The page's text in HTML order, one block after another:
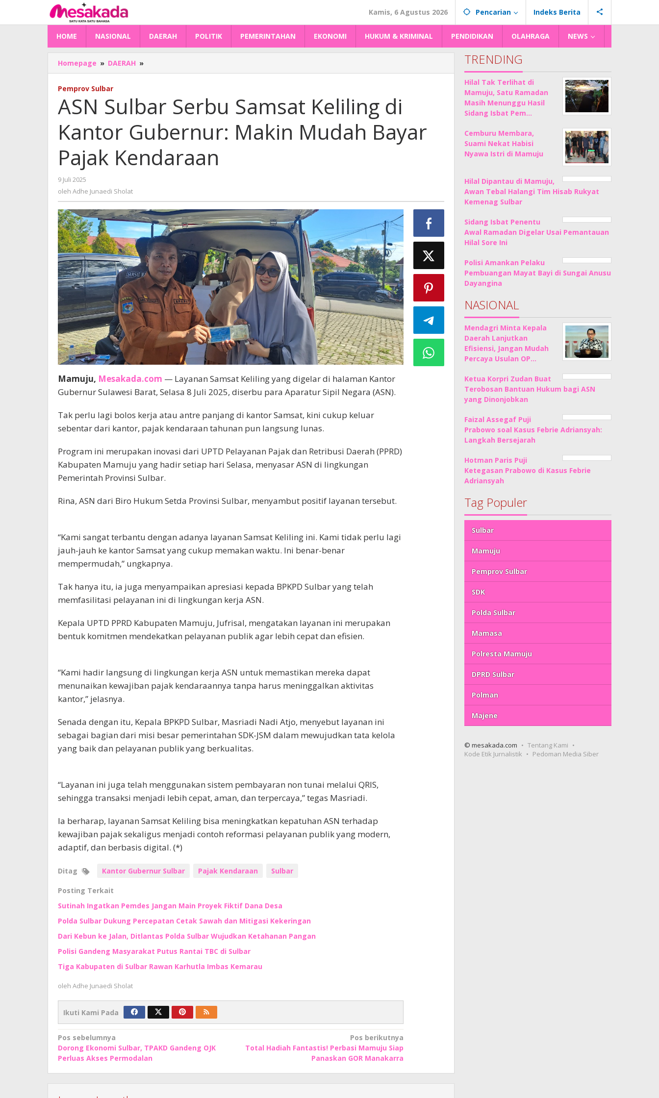
konten
Kamis, 6 Agustus 2026 Pencarian Indeks Berita
HOME NASIONAL DAERAH POLITIK PEMERINTAHAN EKONOMI HUKUM & KRIMINAL PENDIDIKAN OLAHRAGA NEWS
Homepage » DAERAH »
Sulbar
Keliling
di
Kantor
Gubernur:
Mudah
Bayar
Pemprov Sulbar
ASN Sulbar Serbu Samsat Keliling di
Kantor Gubernur: Makin Mudah Bayar
Pajak Kendaraan
9 Juli 2025
Adhe
Junaedi
oleh Adhe Junaedi Sholat
Mamuju, Mesakada.com — Layanan Samsat Keliling yang digelar di halaman Kantor
Gubernur Sulawesi Barat, Selasa 8 Juli 2025, diserbu para Aparatur Sipil Negara (ASN).
Tak perlu lagi bolos kerja atau antre panjang di kantor Samsat, kini cukup keluar
sebentar dari kantor, pajak kendaraan tahunan pun langsung lunas.
Program ini merupakan inovasi dari UPTD Pelayanan Pajak dan Retribusi Daerah (PPRD)
Kabupaten Mamuju yang hadir setiap hari Selasa, menyasar ASN di lingkungan
Pemerintah Provinsi Sulbar.
Rina, ASN dari Biro Hukum Setda Provinsi Sulbar, menyambut positif layanan tersebut.
“Kami sangat terbantu dengan adanya layanan Samsat Keliling ini. Kami tidak perlu lagi
jauh-jauh ke kantor Samsat yang cukup memakan waktu. Ini benar-benar
mempermudah,” ungkapnya.
Tak hanya itu, ia juga menyampaikan apresiasi kepada BPKPD Sulbar yang telah
memfasilitasi pelayanan ini di lingkungan kerja ASN.
Kepala UPTD PPRD Kabupaten Mamuju, Jufrisal, mengatakan layanan ini merupakan
bentuk komitmen mendekatkan pelayanan publik agar lebih cepat dan efisien.
“Kami hadir langsung di lingkungan kerja ASN untuk memastikan mereka dapat
menunaikan kewajiban pajak kendaraannya tanpa harus meninggalkan aktivitas
kantor,” jelasnya.
Senada dengan itu, Kepala BPKPD Sulbar, Masriadi Nadi Atjo, menyebut layanan ini
sebagai bagian dari misi besar pemerintahan SDK-JSM dalam mewujudkan tata kelola
yang baik dan pelayanan publik yang berkualitas.
“Layanan ini juga telah menggunakan sistem pembayaran non tunai melalui QRIS,
sehingga transaksi menjadi lebih cepat, aman, dan terpercaya,” tegas Masriadi.
Ia berharap, layanan Samsat Keliling bisa meningkatkan kepatuhan ASN terhadap
kewajiban pajak sekaligus menjadi contoh reformasi pelayanan publik yang modern,
adaptif, dan berbasis digital. (*)
Ditag Kantor Gubernur Sulbar Pajak Kendaraan Sulbar
Posting Terkait
Sutinah Ingatkan Pemdes Jangan Main Proyek Fiktif Dana Desa
Polda Sulbar Dukung Percepatan Cetak Sawah dan Mitigasi Kekeringan
Dari Kebun ke Jalan, Ditlantas Polda Sulbar Wujudkan Ketahanan Pangan
Polisi Gandeng Masyarakat Putus Rantai TBC di Sulbar
Tiga Kabupaten di Sulbar Rawan Karhutla Imbas Kemarau
oleh Adhe Junaedi Sholat
Ikuti Kami Pada
Navigasi
pos
Pos sebelumnya
Dorong Ekonomi Sulbar, TPAKD Gandeng OJK
Perluas Akses Permodalan
Pos berikutnya
Total Hadiah Fantastis! Perbasi Mamuju Siap
Panaskan GOR Manakarra
TRENDING
Hilal Tak Terlihat di
Mamuju, Satu Ramadan
Masih Menunggu Hasil
Sidang Isbat Pem…
Cemburu Membara,
Suami Nekat Habisi
Nyawa Istri di Mamuju
Hilal Dipantau di Mamuju,
Awan Tebal Halangi Tim Hisab Rukyat
Kemenag Sulbar
Sidang Isbat Penentu
Awal Ramadan Digelar Usai Pemantauan
Hilal Sore Ini
Polisi Amankan Pelaku
Pembuangan Mayat Bayi di Sungai Anusu
Dayangina
NASIONAL
Mendagri Minta Kepala
Daerah Lanjutkan
Efisiensi, Jangan Mudah
Percaya Usulan OP…
Ketua Korpri Zudan Buat
Terobosan Bantuan Hukum bagi ASN
yang Dinonjobkan
Faizal Assegaf Puji
Prabowo soal Kasus Febrie Adriansyah:
Langkah Bersejarah
Hotman Paris Puji
Ketegasan Prabowo di Kasus Febrie
Adriansyah
Tag Populer
Sulbar
Mamuju
Pemprov Sulbar
SDK
Polda Sulbar
Mamasa
Polresta Mamuju
DPRD Sulbar
Polman
Majene
© mesakada.com
Tentang Kami
Kode Etik Jurnalistik
Pedoman Media Siber